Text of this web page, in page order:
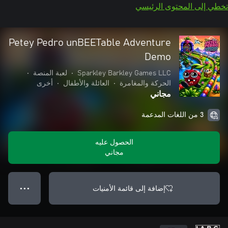
تخطي إلى المحتوى الرئيسي
Petey Pedro unBEETable Adventure
Demo
Sparkley Barkley Games LLC
• لعبة المنصة
•
الحركة والمغامرة
• العائلة والأطفال • أخرى
مجاني
3 من اللغات المدعمة
الحصول عليه
مجاني
إضافة إلى قائمة الأمنيات ● ● ●